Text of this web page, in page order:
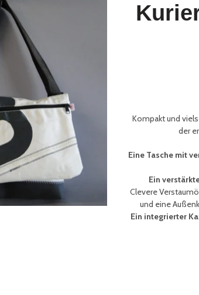
Kompakt und
der
Eine Tasche mit
Ein
Clevere
und eine
Ein integrierter